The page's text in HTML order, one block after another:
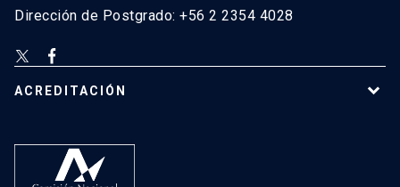
Dirección de Postgrado: +56 2 2354 4028
ACREDITACIÓN